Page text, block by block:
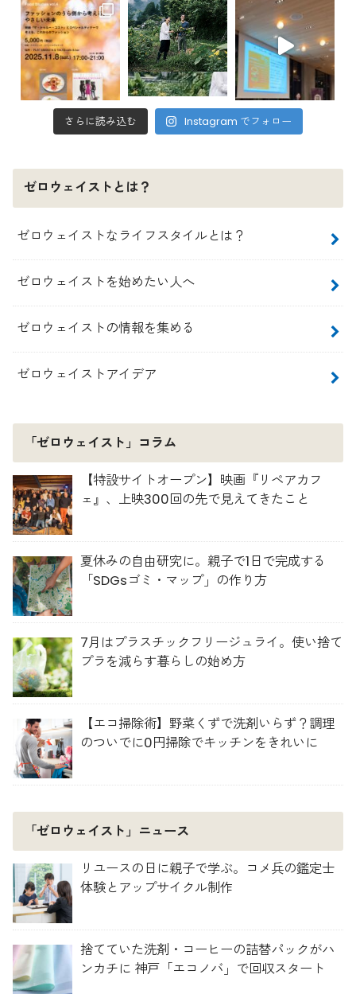
さらに読み込む Instagram でフォロー
ゼロウェイストとは？
ゼロウェイストなライフスタイルとは？
ゼロウェイストを始めたい人へ
ゼロウェイストの情報を集める
ゼロウェイストアイデア
「ゼロウェイスト」コラム
【特設サイトオープン】映画『リペアカフ
ェ』、上映300回の先で見えてきたこと
夏休みの自由研究に。親子で1日で完成する
「SDGsゴミ・マップ」の作り方
7月はプラスチックフリージュライ。使い捨て
プラを減らす暮らしの始め方
【エコ掃除術】野菜くずで洗剤いらず？調理
のついでに0円掃除でキッチンをきれいに
「ゼロウェイスト」ニュース
リユースの日に親子で学ぶ。コメ兵の鑑定士
体験とアップサイクル制作
捨てていた洗剤・コーヒーの詰替パックがハ
ンカチに 神戸「エコノバ」で回収スタート